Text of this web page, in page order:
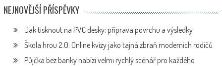
NEJNOVĚJŠÍ PŘÍSPĚVKY
Jak tisknout na PVC desky: příprava povrchu a výsledky
Škola hrou 2.0: Online kvízy jako tajná zbraň moderních rodičů
Půjčka bez banky nabízí velmi rychlý scénář pro každého